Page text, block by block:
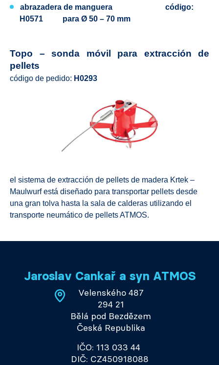
abrazadera de manguera código:
H0571 para Ø 50 – 70 mm
Topo – sonda móvil para extracción de
pellets
código de pedido: H0293
el sistema de extracción de pellets de madera Krtek –
Maulwurf está diseñado para transportar pellets desde
una gran tolva hasta la sala de calderas utilizando el
transporte neumático de pellets ATMOS.
Jaroslav Cankař a syn ATMOS
Velenského 487
294 21
Bělá pod Bezdězem
Česká Republika
IČO: 113 033 44
DIČ: CZ450918088